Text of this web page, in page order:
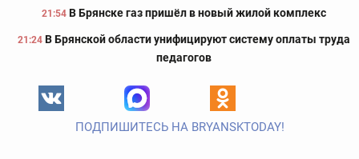
21:54 В Брянске газ пришёл в новый жилой комплекс
21:24 В Брянской области унифицируют систему оплаты труда
педагогов
ПОДПИШИТЕСЬ НА BRYANSKTODAY!